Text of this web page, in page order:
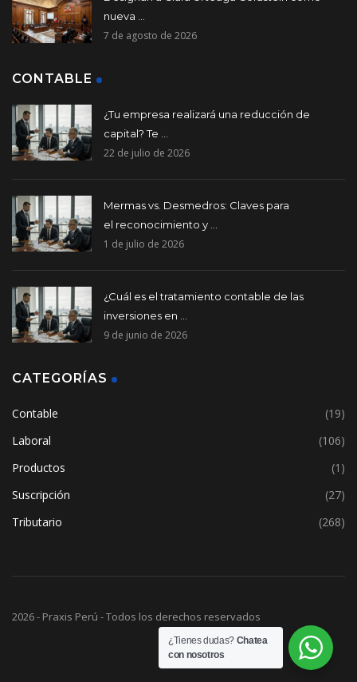
nueva ...
7 de agosto de 2026
CONTABLE
¿Tu empresa realizará una reducción de
capital? Te ...
22 de julio de 2026
Mermas vs. Desmedros: Claves para
el reconocimiento y ...
1 de julio de 2026
¿Cuál es el tratamiento contable de las
inversiones en ...
9 de junio de 2026
CATEGORÍAS
Contable
(19)
Laboral
(106)
Productos
(1)
Suscripción
(27)
Tributario
(268)
2026 - Praxis Perú - Todos los derechos reservados
¿Tienes dudas? Chatea
con nosotros